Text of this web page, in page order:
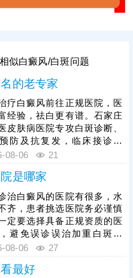
似白癜风/白斑问题
的老专家
疗白癜风前往正规医院，医
经验，祛白更有谱。石家庄
皮肤病医院专攻白斑诊断、
防及抗复发，临床接诊量
不同科室，能治不同部位、
群、时期的白斑，主张一人
床祛白效果得到验证。医生
注重中医调理，为白斑分
论治，由内而外疏通经络，
细胞修复、再生创造良好的
外，白癜风治好后重视抗复
巩固治疗、定期复查、护理
施，降低白斑反复发作的几
08-06 21
是哪家
治白癜风的医院有很多，水
齐，患者挑选医院务必谨慎
定要选择具备正规资质的医
避免误诊误治加重白斑病
庄远大深耕白癜风专项诊疗
疗方案，让患者治病不走弯
08-06 27
最好